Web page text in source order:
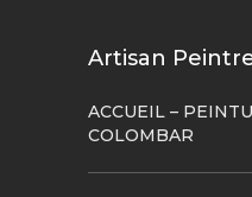
Artisan
ACCUEIL –
COLOMBAR